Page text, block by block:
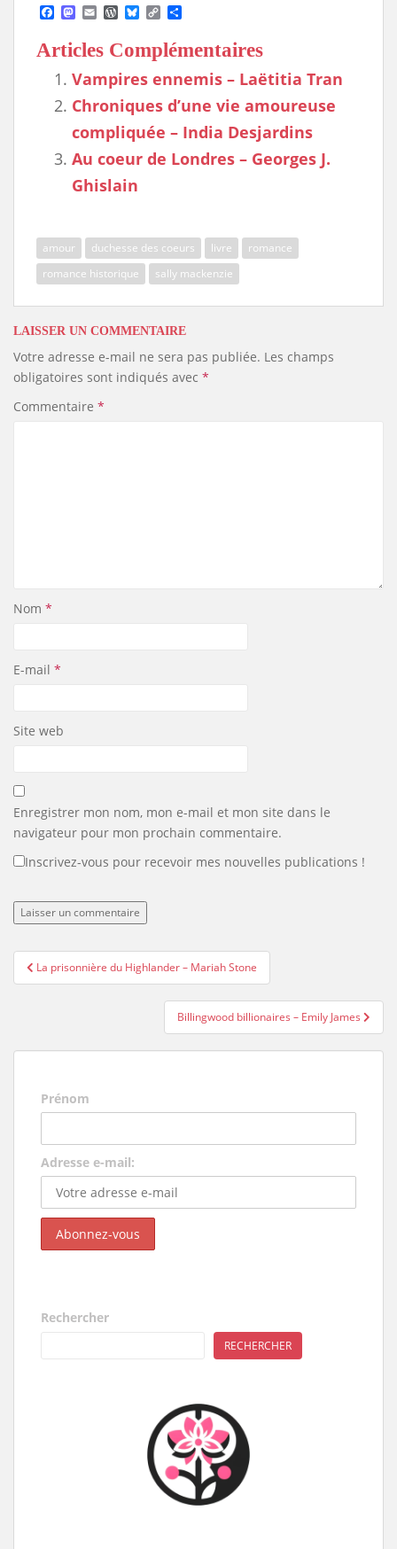
a
e
b
o
o
k
M
a
s
t
o
d
o
n
E
m
i
W
o
r
d
P
r
e
s
s
B
e
k
C
o
p
y
i
k
r
Articles Complémentaires
Vampires ennemis – Laëtitia Tran
Chroniques d’une vie amoureuse
compliquée – India Desjardins
Au coeur de Londres – Georges J.
Ghislain
amour duchesse des coeurs livre
romance
romance historique
sally mackenzie
LAISSER UN COMMENTAIRE
Votre adresse e-mail ne sera pas publiée. Les champs
obligatoires sont indiqués avec *
Commentaire *
Nom *
E-mail *
Site web
Enregistrer mon nom, mon e-mail et mon site dans le
navigateur pour mon prochain commentaire.
Inscrivez-vous pour recevoir mes nouvelles publications !
Navigation
de
La prisonnière du Highlander – Mariah Stone
Billingwood billionaires – Emily James
Prénom
Adresse e-mail:
Rechercher
RECHERCHER